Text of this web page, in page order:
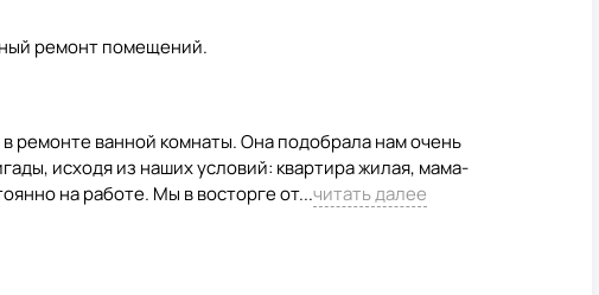
ремонт помещений.
ремонте ванной комнаты. Она подобрала нам очень
исходя из наших условий: квартира жилая, мама-
на работе. Мы в восторге от...читать далее